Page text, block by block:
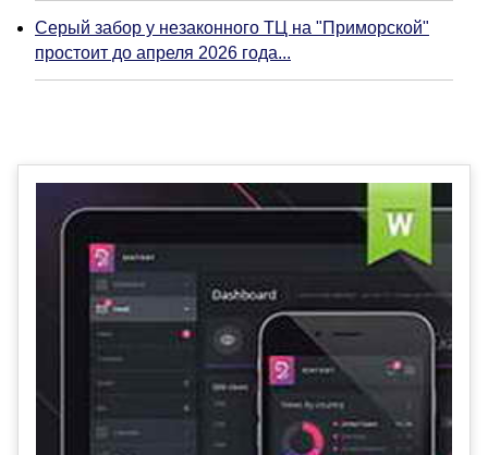
Серый забор у незаконного ТЦ на "Приморской"
простоит до апреля 2026 года...